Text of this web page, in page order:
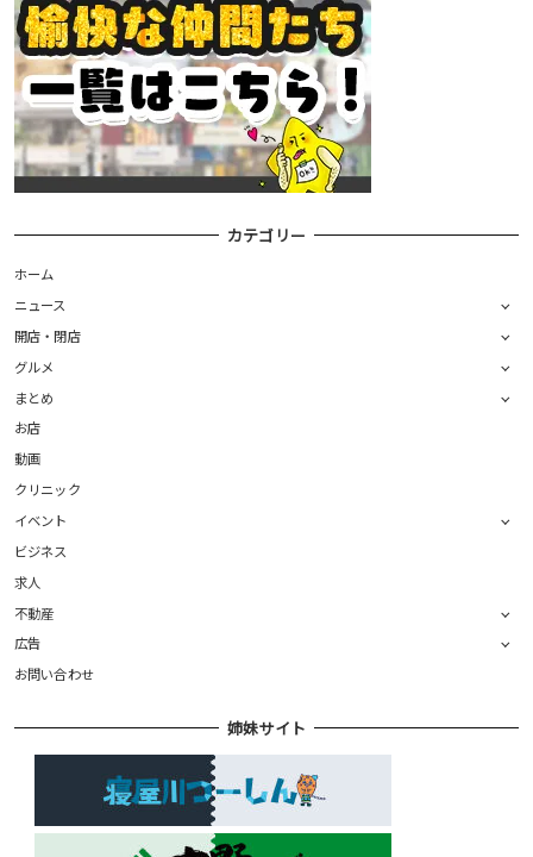
カテゴリー
ホーム
ニュース
開店・閉店
グルメ
まとめ
お店
動画
クリニック
イベント
ビジネス
求人
不動産
広告
お問い合わせ
姉妹サイト